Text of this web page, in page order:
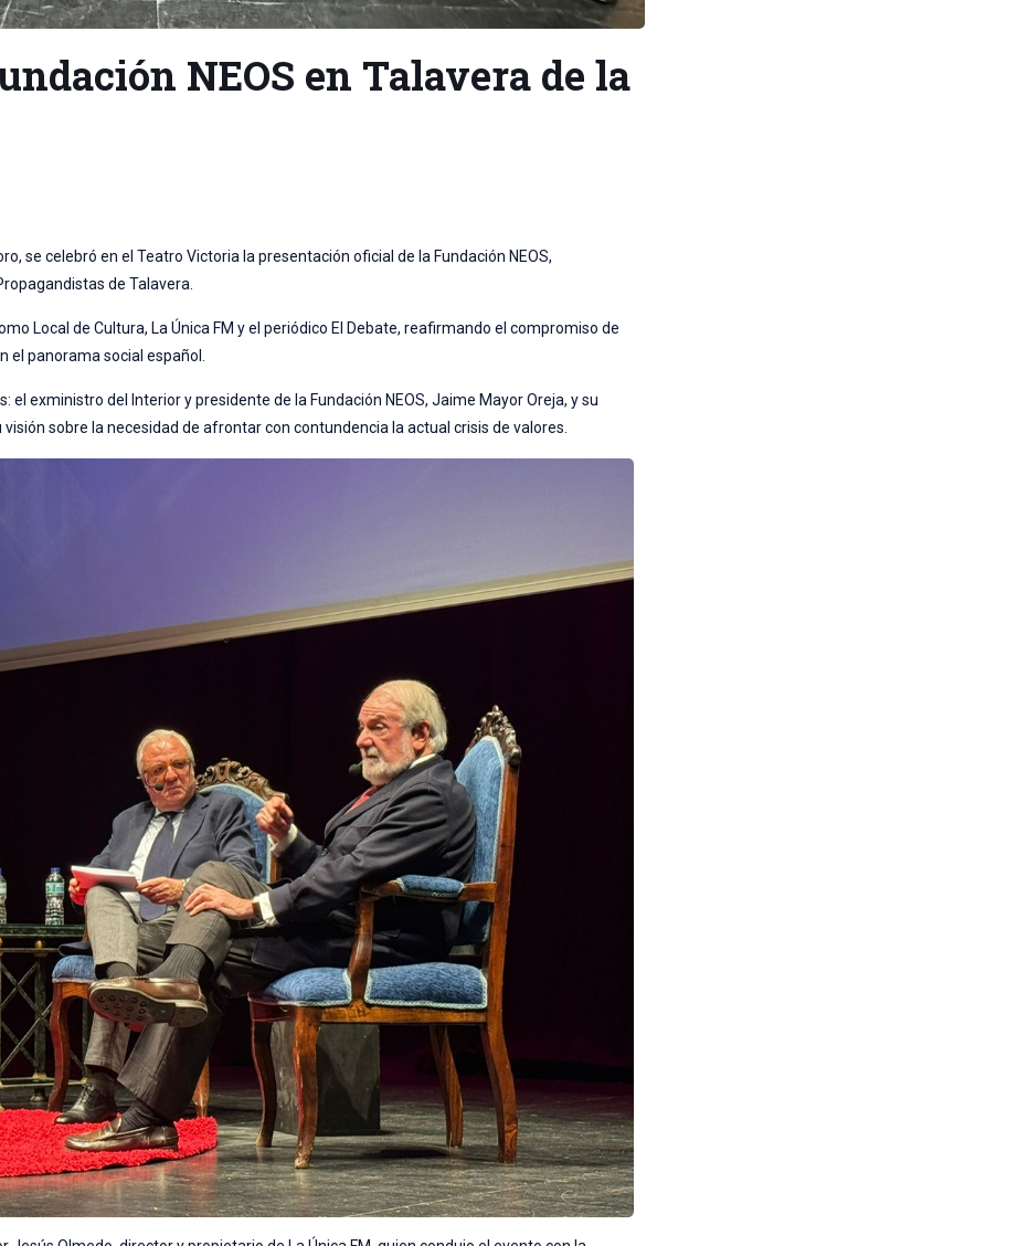
NEOS en Talavera de la
se celebró en el Teatro Victoria la presentación oficial de la Fundación NEOS,
de Talavera.
Local de Cultura, La Única FM y el periódico El Debate, reafirmando el compromiso de
el panorama social español.
exministro del Interior y presidente de la Fundación NEOS, Jaime Mayor Oreja, y su
sobre la necesidad de afrontar con contundencia la actual crisis de valores.